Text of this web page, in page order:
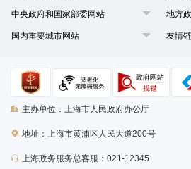
中央政府和国家部委网站 地方
国内重要城市网站 友情
主办单位：上海市人民政府办公厅
地址：上海市黄浦区人民大道200号
上海政务服务总客服：021-12345